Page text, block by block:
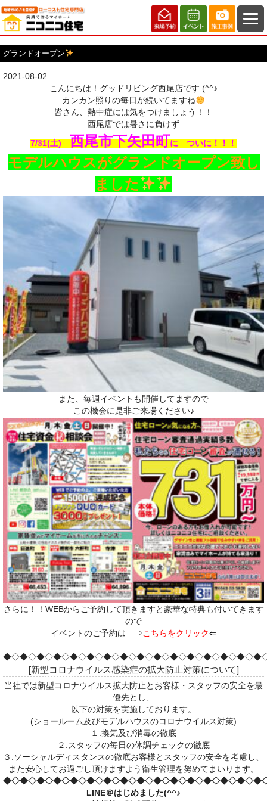
グランドオープン
2021-08-02
こんにちは！グッドリビング西尾店です (^^♪
カンカン照りの毎日が続いてますね
皆さん、熱中症には気をつけましょう！！
西尾店では暑さに負けず
7/31(土) 西尾市下矢田町に ついに！！！
モデルハウスがグランドオープン致し
ました
また、毎週イベントも開催してますので
この機会に是非ご来場ください♪
さらに！！WEBからご予約して頂きますと豪華な特典も付いてきます
ので
イベントのご予約は
⇒こちらをクリック⇐
[新型コロナウイルス感染症の拡大防止対策について]
当社では新型コロナウイルス拡大防止とお客様・スタッフの安全を最
優先とし、
以下の対策を実施しております。
(ショールーム及びモデルハウスのコロナウイルス対策)
１.換気及び消毒の徹底
２.スタッフの毎日の体調チェックの徹底
３.ソーシャルディスタンスの徹底お客様とスタッフの安全を考慮し、
また安心してお過ごし頂けますよう衛生管理を努めてまいります。
LINE＠はじめました(^^♪